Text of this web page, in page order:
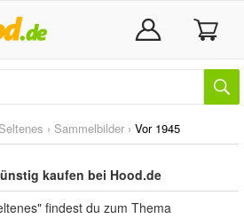
› Sammelbilder › Vor 1945
kaufen bei Hood.de
findest du zum Thema